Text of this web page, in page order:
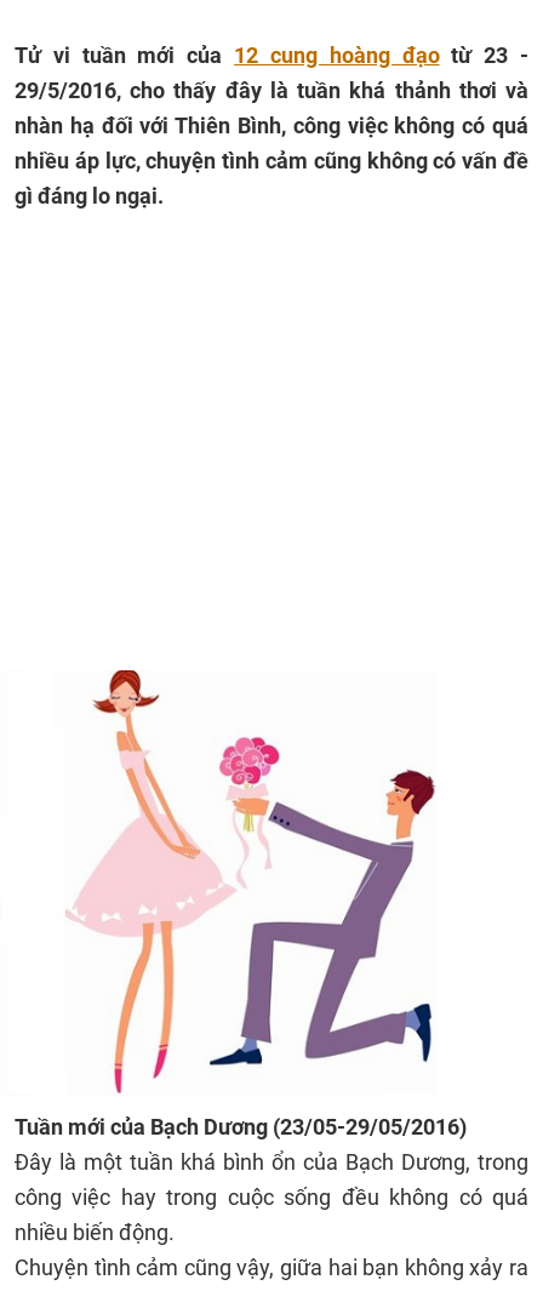
Tử vi tuần mới của 12 cung hoàng đạotừ 23 -
29/5/2016, cho thấy đây là tuần khá thảnh thơi và
nhàn hạ đối với Thiên Bình, công việc không có quá
nhiều áp lực, chuyện tình cảm cũng không có vấn đề
gì đáng lo ngại.
Tuần mới của Bạch Dương (23/05-29/05/2016)
Đây là một tuần khá bình ổn của Bạch Dương, trong
công việc hay trong cuộc sống đều không có quá
nhiều biến động.
Chuyện tình cảm cũng vậy, giữa hai bạn không xảy ra